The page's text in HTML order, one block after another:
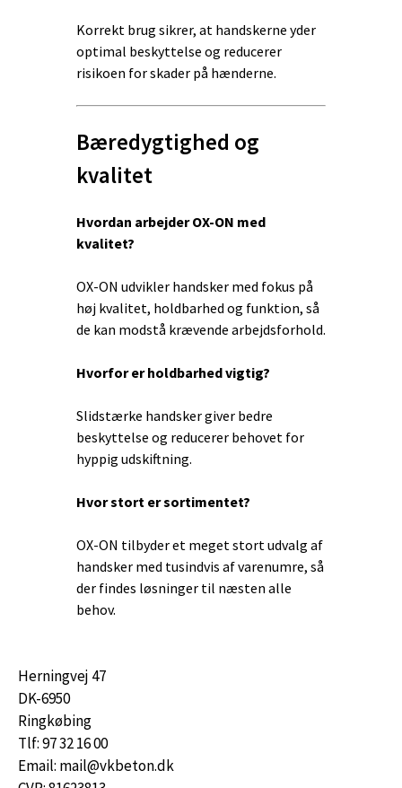
Korrekt brug sikrer, at handskerne yder
optimal beskyttelse og reducerer
risikoen for skader på hænderne.
Bæredygtighed og
kvalitet
Hvordan arbejder OX-ON med
kvalitet?
OX-ON udvikler handsker med fokus på
høj kvalitet, holdbarhed og funktion, så
de kan modstå krævende arbejdsforhold.
Hvorfor er holdbarhed vigtig?
Slidstærke handsker giver bedre
beskyttelse og reducerer behovet for
hyppig udskiftning.
Hvor stort er sortimentet?
OX-ON tilbyder et meget stort udvalg af
handsker med tusindvis af varenumre, så
der findes løsninger til næsten alle
behov.
Herningvej 47
DK-6950
Ringkøbing
Tlf: 97 32 16 00
Email: mail@vkbeton.dk